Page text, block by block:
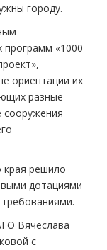
городу.
«1000
ориентации их
разные
сооружения
края решило
дотациями
Вячеслава
с